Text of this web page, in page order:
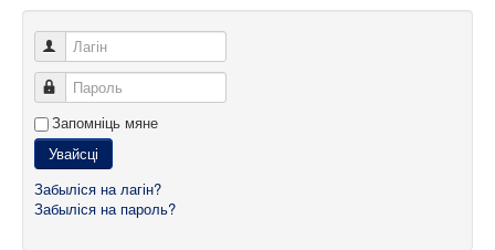
Лагін
Пароль
Запомніць мяне
Увайсці
Забыліся на лагін?
Забыліся на пароль?